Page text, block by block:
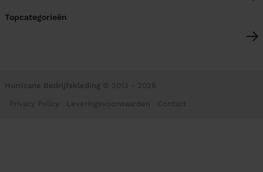
Topcategorieën
Hurricane Bedrijfskleding © 2013 - 2026
Privacy Policy Leveringsvoorwaarden Contact